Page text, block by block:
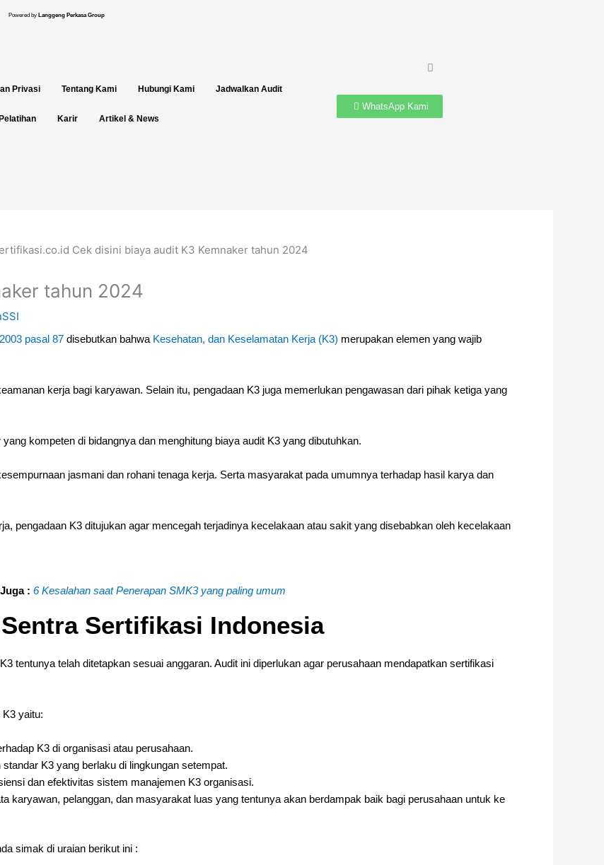
Powered by Langgeng Perkasa Group
Privasi Tentang Kami Hubungi Kami Jadwalkan Audit
Karir Artikel & News
WhatsApp Kami
tahun 2024
pasal 87 disebutkan bahwa Kesehatan, dan Keselamatan Kerja (K3) merupakan elemen yang wajib
kerja bagi karyawan. Selain itu, pengadaan K3 juga memerlukan pengawasan dari pihak ketiga yang
kompeten di bidangnya dan menghitung biaya audit K3 yang dibutuhkan.
jasmani dan rohani tenaga kerja. Serta masyarakat pada umumnya terhadap hasil karya dan
pengadaan K3 ditujukan agar mencegah terjadinya kecelakaan atau sakit yang disebabkan oleh kecelakaan
: 6 Kesalahan saat Penerapan SMK3 yang paling umum
Sertifikasi Indonesia
tentunya telah ditetapkan sesuai anggaran. Audit ini diperlukan agar perusahaan mendapatkan sertifikasi
K3 yaitu:
K3 di organisasi atau perusahaan.
K3 yang berlaku di lingkungan setempat.
dan efektivitas sistem manajemen K3 organisasi.
karyawan, pelanggan, dan masyarakat luas yang tentunya akan berdampak baik bagi perusahaan untuk ke
simak di uraian berikut ini :